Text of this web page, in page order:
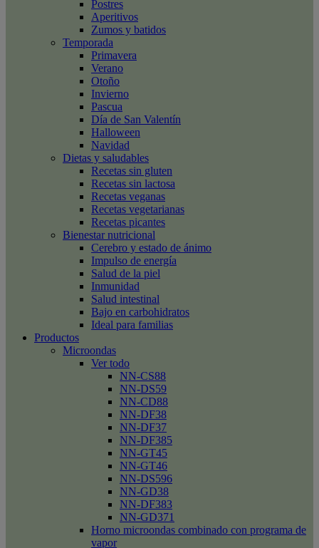
Postres
Aperitivos
Zumos y batidos
Temporada
Primavera
Verano
Otoño
Invierno
Pascua
Día de San Valentín
Halloween
Navidad
Dietas y saludables
Recetas sin gluten
Recetas sin lactosa
Recetas veganas
Recetas vegetarianas
Recetas picantes
Bienestar nutricional
Cerebro y estado de ánimo
Impulso de energía
Salud de la piel
Inmunidad
Salud intestinal
Bajo en carbohidratos
Ideal para familias
Productos
Microondas
Ver todo
NN-CS88
NN-DS59
NN-CD88
NN-DF38
NN-DF37
NN-DF385
NN-GT45
NN-GT46
NN-DS596
NN-GD38
NN-DF383
NN-GD371
Horno microondas combinado con programa de
vapor